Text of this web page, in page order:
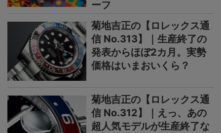
ーフ
菊地吉正の【ロレックス通
信 No.313】｜生産終了の
発表からほぼ2カ月。実勢
価格はいまおいくら？
菊地吉正の【ロレックス通
信 No.312】｜えっ、あの
超人気モデルが生産終了な